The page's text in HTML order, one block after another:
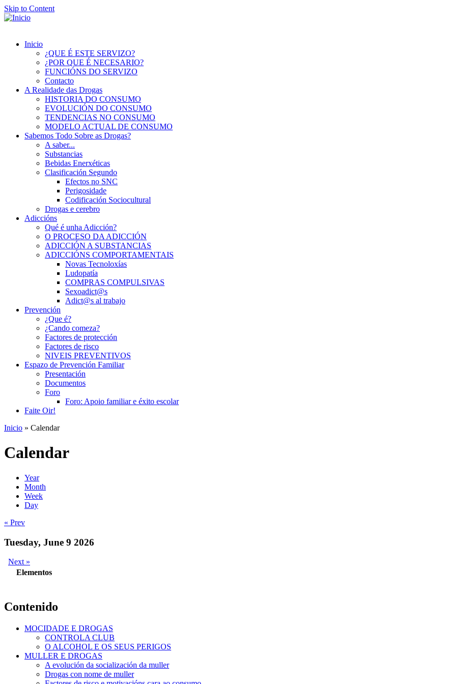
Skip to Content
Inicio
¿QUE É ESTE SERVIZO?
¿POR QUE É NECESARIO?
FUNCIÓNS DO SERVIZO
Contacto
A Realidade das Drogas
HISTORIA DO CONSUMO
EVOLUCIÓN DO CONSUMO
TENDENCIAS NO CONSUMO
MODELO ACTUAL DE CONSUMO
Sabemos Todo Sobre as Drogas?
A saber...
Substancias
Bebidas Enerxéticas
Clasificación Segundo
Efectos no SNC
Perigosidade
Codificación Sociocultural
Drogas e cerebro
Adiccións
Qué é unha Adicción?
O PROCESO DA ADICCIÓN
ADICCIÓN A SUBSTANCIAS
ADICCIÓNS COMPORTAMENTAIS
Novas Tecnoloxías
Ludopatía
COMPRAS COMPULSIVAS
Sexoadict@s
Adict@s al trabajo
Prevención
¿Que é?
¿Cando comeza?
Factores de protección
Factores de risco
NIVEIS PREVENTIVOS
Espazo de Prevención Familiar
Presentación
Documentos
Foro
Foro: Apoio familiar e éxito escolar
Faite Oir!
Inicio » Calendar
Calendar
Year
Month
Week
Day
« Prev
Tuesday, June 9 2026
Next »
Elementos
Contenido
MOCIDADE E DROGAS
CONTROLA CLUB
O ALCOHOL E OS SEUS PERIGOS
MULLER E DROGAS
A evolución da socialización da muller
Drogas con nome de muller